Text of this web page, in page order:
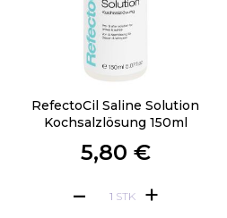
RefectoCil Saline Solution
Kochsalz­lösung 150ml
5,80 €
STK